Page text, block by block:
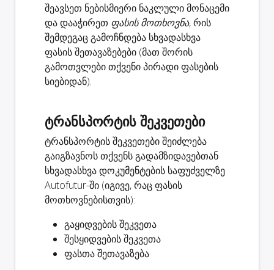
შეავსეთ ნებისმიერი ნაკლული მონაცემი
და დააჭირეთ ფასის მოთხოვნა, რის
შემდეგაც გამოჩნდება სხვადასხვა
ფასის შეთავაზებები (მათ შორის
გამოთვლები თქვენი პირადი ფასების
სიებიდან).
ტრანსპორტის შეკვეთები
ტრანსპორტის შეკვეთები შეიძლება
გაიგზავნოს თქვენს გადამზიდავებთან
სხვადასხვა დოკუმენტების საფუძველზე
Autofutur-ში (იგივე, რაც ფასის
მოთხოვნებისთვის):
გაყიდვების შეკვეთა
შესყიდვების შეკვეთა
ფასთა შეთავაზება